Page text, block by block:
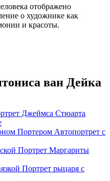
отображено
о художнике как
и красоты.
ван Дейка
Джеймса Стюарта
Автопортрет с
Портрет Маргариты
Портрет рыцаря с